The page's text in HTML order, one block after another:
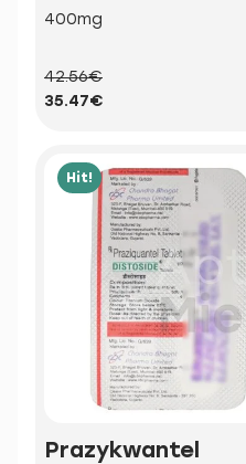
400mg
42.56€
35.47€
Hit!
Prazykwantel